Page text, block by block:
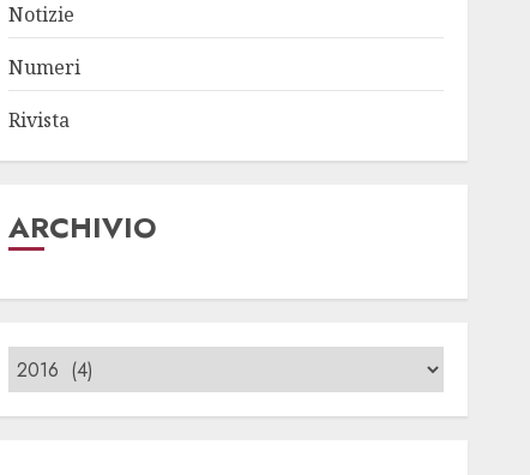
Notizie
Numeri
Rivista
ARCHIVIO